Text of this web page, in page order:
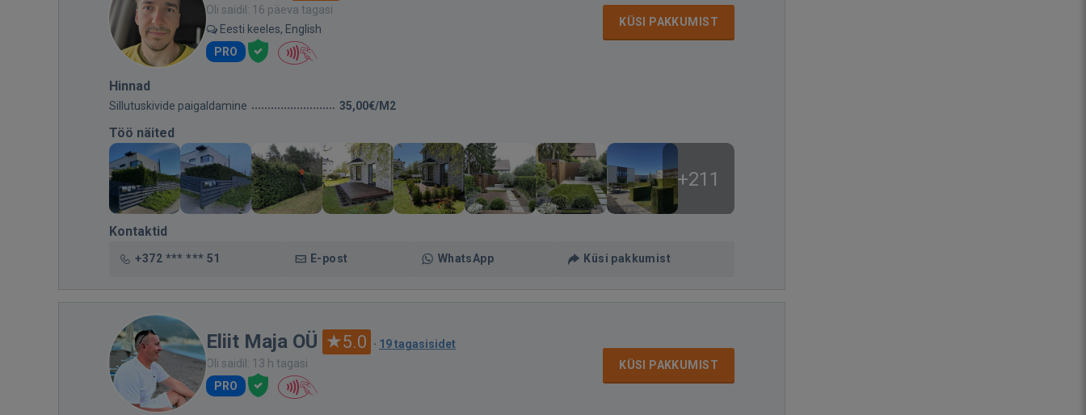
Oli saidil: 16 päeva tagasi
Eesti keeles, English
PRO
KÜSI PAKKUMIST
Hinnad
Sillutuskivide paigaldamine 35,00€/M2
Töö näited
+211
Kontaktid
+372 *** *** 51 E-post WhatsApp Küsi pakkumist
Eliit Maja OÜ 5.0 · 19 tagasisidet
Oli saidil: 13 h tagasi
PRO
KÜSI PAKKUMIST